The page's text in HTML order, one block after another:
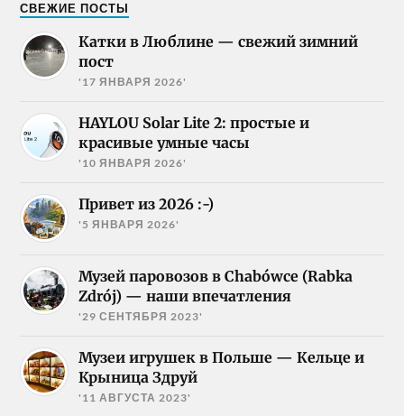
СВЕЖИЕ ПОСТЫ
Катки в Люблине — свежий зимний
пост
'17 ЯНВАРЯ 2026'
HAYLOU Solar Lite 2: простые и
красивые умные часы
'10 ЯНВАРЯ 2026'
Привет из 2026 :-)
'5 ЯНВАРЯ 2026'
Музей паровозов в Chabówce (Rabka
Zdrój) — наши впечатления
'29 СЕНТЯБРЯ 2023'
Музеи игрушек в Польше — Кельце и
Крыница Здруй
'11 АВГУСТА 2023'